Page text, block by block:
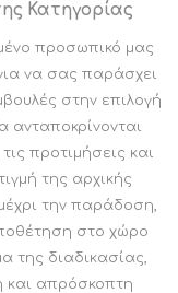
Κατηγορίας
προσωπικό μας
να σας παράσχει
στην επιλογή
ανταποκρίνονται
προτιμήσεις και
της αρχικής
την παράδοση,
στο χώρο
της διαδικασίας,
και απρόσκοπτη